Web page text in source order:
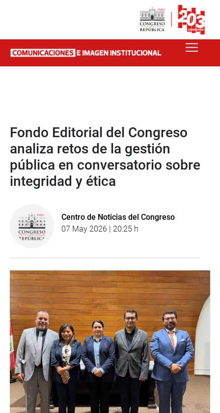
Fondo Editorial del Congreso
analiza retos de la gestión
pública en conversatorio sobre
integridad y ética
Centro de Noticias del Congreso
07 May 2026 | 20:25 h